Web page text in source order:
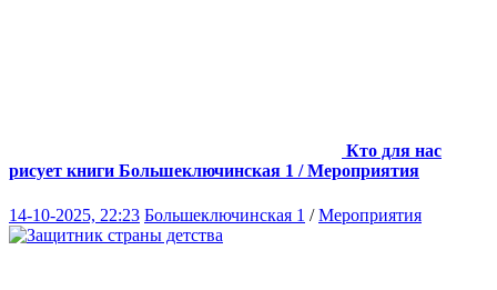
Кто для нас
рисует книги Большеключинская 1 / Мероприятия
14-10-2025, 22:23 Большеключинская 1 /Мероприятия